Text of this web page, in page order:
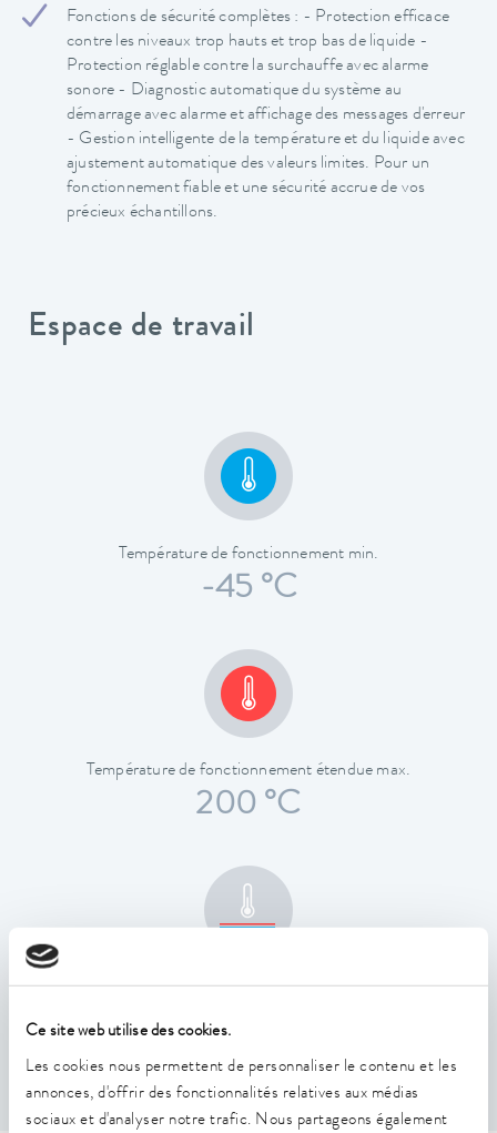
Ce site web utilise des cookies.
Les cookies nous permettent de personnaliser le contenu et les
annonces, d'offrir des fonctionnalités relatives aux médias
sociaux et d'analyser notre trafic. Nous partageons également
Fonctions de sécurité complètes : - Protection efficace
contre les niveaux trop hauts et trop bas de liquide -
Protection réglable contre la surchauffe avec alarme
sonore - Diagnostic automatique du système au
démarrage avec alarme et affichage des messages d'erreur
- Gestion intelligente de la température et du liquide avec
ajustement automatique des valeurs limites. Pour un
fonctionnement fiable et une sécurité accrue de vos
précieux échantillons.
Espace de travail
Température de fonctionnement min.
-45 °C
Température de fonctionnement étendue max.
200 °C
Constance de la température
0,01 ± K